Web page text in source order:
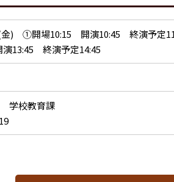
(金) ①開場10:15 開演10:45 終演予定
13:45 終演予定14:45
学校教育課